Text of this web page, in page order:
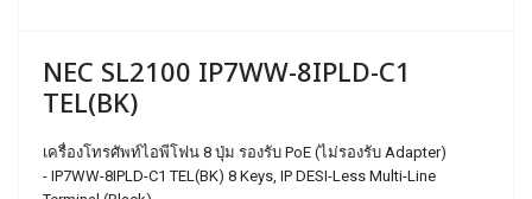
NEC SL2100 IP7WW-8IPLD-C1
TEL(BK)
เครื่องโทรศัพท์ไอพีโฟน 8 ปุ่ม รองรับ PoE (ไม่รองรับ Adapter)
- IP7WW-8IPLD-C1 TEL(BK) 8 Keys, IP DESI-Less Multi-Line